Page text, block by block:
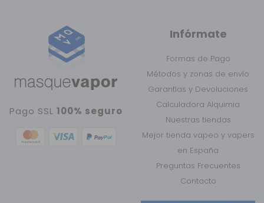
Pago SSL100% seguro
Infórmate
Formas de Pago
Métodos y zonas de envío
Garantías y Devoluciones
Calculadora Alquimia
Nuestras tiendas
Mejor tienda vapeo y vapers
en España
Preguntas Frecuentes
Contacto